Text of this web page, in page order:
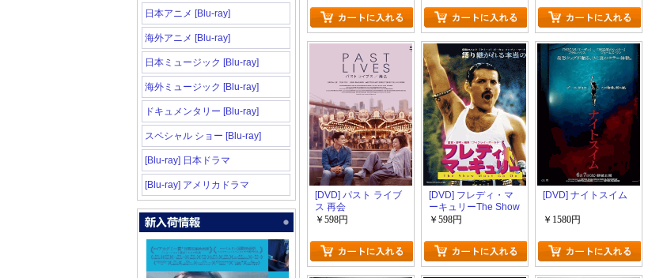
日本アニメ [Blu-ray]
海外アニメ [Blu-ray]
日本ミュージック [Blu-ray]
海外ミュージック [Blu-ray]
ドキュメンタリー [Blu-ray]
スペシャル ショー [Blu-ray]
[Blu-ray] 日本ドラマ
[Blu-ray] アメリカドラマ
[DVD] パスト ライブ
ス 再会
￥598円
[DVD] フレディ・マ
ーキュリーThe Show
Must Go On
￥598円
[DVD] ナイトスイム
￥1580円